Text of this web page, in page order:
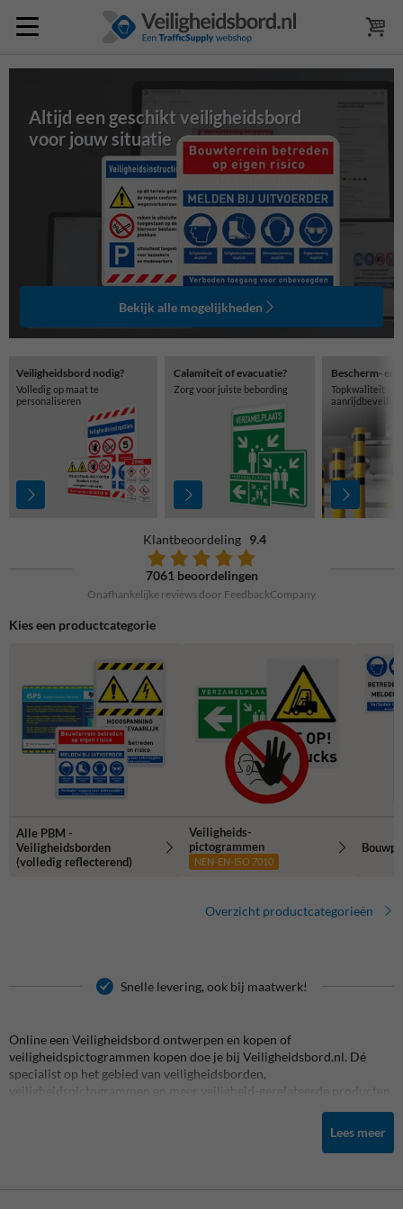
Altijd een geschikt veiligheidsbord
voor jouw situatie
Bekijk alle mogelijkheden
Veiligheidsbord nodig?
Volledig op maat te
personaliseren
Calamiteit of evacuatie?
Zorg voor juiste bebording
Bescherm- en
Topkwaliteit
Klantbeoordeling 9.4
7061 beoordelingen
Onafhankelijke reviews door FeedbackCompany
Kies een productcategorie
Alle PBM -
Veiligheidsborden
(volledig reflecterend)
Veiligheids-
pictogrammen
NEN-EN-ISO 7010
Overzicht productcategorieën
Snelle levering, ook bij maatwerk!
Online een Veiligheidsbord ontwerpen en kopen of
veiligheidspictogrammen kopen doe je bij Veiligheidsbord.nl. Dé
specialist op het gebied van veiligheidsborden,
veiligheidspictogrammen en meer veiligheid-gerelateerde producten.
nog veel meer! Wij hebben het grootste aanbod in aanrijdbeveiliging,
veiligheidsstickers & veiligheidsborden en de meeste expertise.
Lees meer